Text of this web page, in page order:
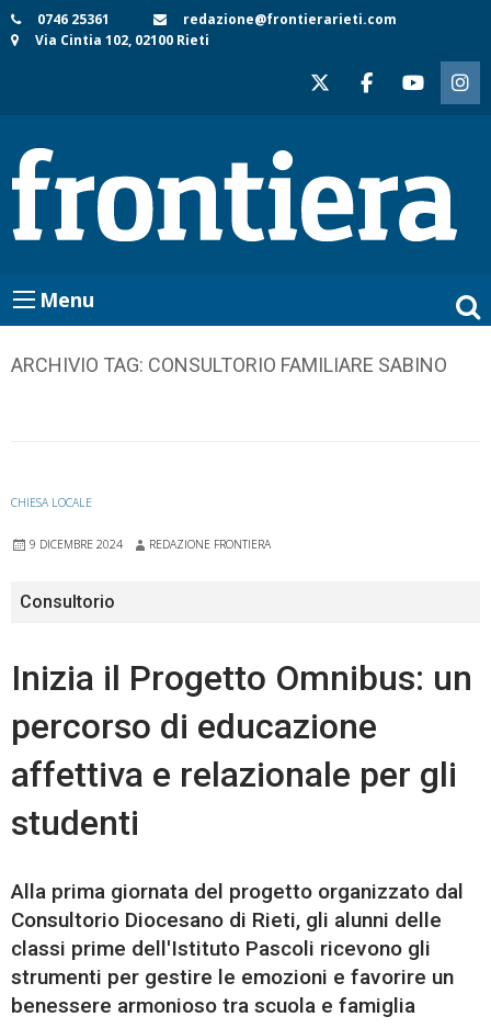
Skip
to
0746 25361
redazione@frontierarieti.com
Via Cintia 102, 02100 Rieti
Menu
ARCHIVIO TAG: CONSULTORIO FAMILIARE SABINO
CHIESA LOCALE
9 DICEMBRE 2024 REDAZIONE FRONTIERA
Consultorio
Inizia il Progetto Omnibus: un
percorso di educazione
affettiva e relazionale per gli
studenti
Alla prima giornata del progetto organizzato dal
Consultorio Diocesano di Rieti, gli alunni delle
classi prime dell'Istituto Pascoli ricevono gli
strumenti per gestire le emozioni e favorire un
benessere armonioso tra scuola e famiglia